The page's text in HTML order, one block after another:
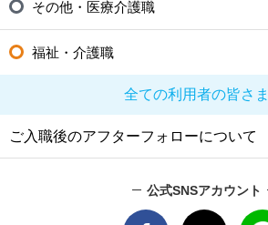
その他・医療介護職
福祉・介護職
全ての利用者の皆さ
ご入職後のアフターフォローについて
公式SNSアカウント